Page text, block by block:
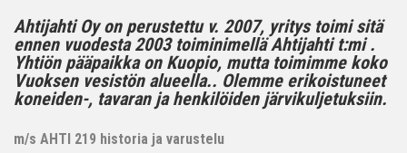
Ahtijahti Oy on perustettu v. 2007, yritys toimi sitä
ennen vuodesta 2003 toiminimellä Ahtijahti t:mi .
Yhtiön pääpaikka on Kuopio, mutta toimimme koko
Vuoksen vesistön alueella.. Olemme erikoistuneet
koneiden-, tavaran ja henkilöiden järvikuljetuksiin.
m/s AHTI 219 historia ja varustelu